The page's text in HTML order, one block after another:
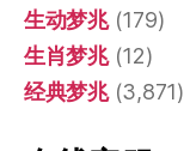
生动梦兆(179)
生肖梦兆(12)
经典梦兆(3,871)